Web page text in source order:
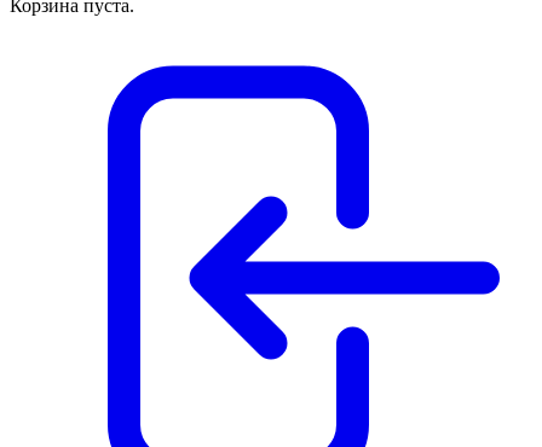
Корзина пуста.